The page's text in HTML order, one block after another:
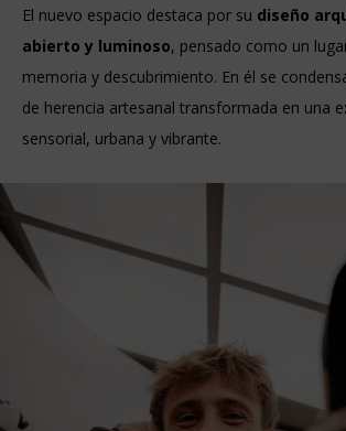
El nuevo espacio destaca por su diseño
abierto y luminoso, pensado como un
memoria y descubrimiento. En él se
de herencia artesanal transformada en una
sensorial, urbana y vibrante.